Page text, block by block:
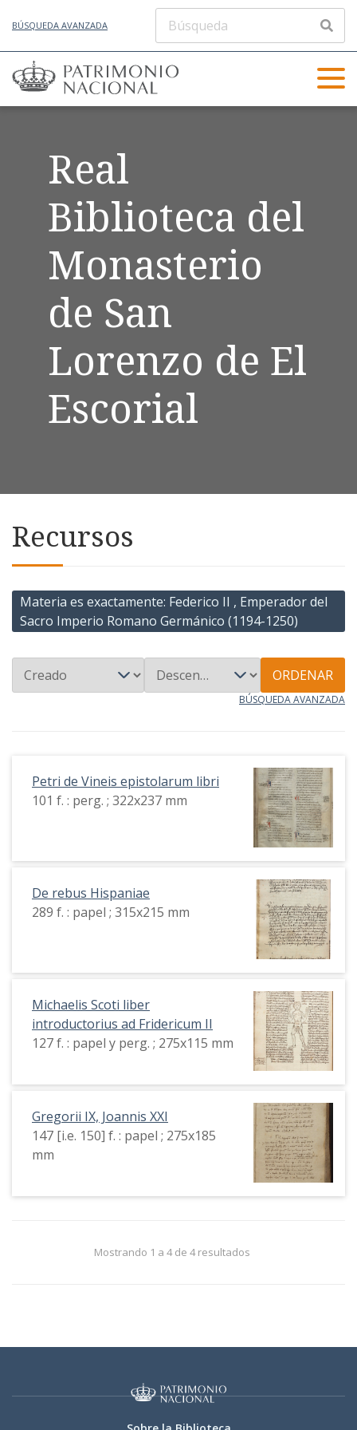
BÚSQUEDA AVANZADA
Real
Biblioteca del
Monasterio
de San
Lorenzo de El
Escorial
Recursos
Materia es exactamente Federico II , Emperador del
Sacro Imperio Romano Germánico (1194-1250)
ORDENAR
BÚSQUEDA AVANZADA
Petri de Vineis epistolarum libri
101 f. : perg. ; 322x237 mm
De rebus Hispaniae
289 f. : papel ; 315x215 mm
Michaelis Scoti liber
introductorius ad Fridericum II
127 f. : papel y perg. ; 275x115 mm
Gregorii IX, Joannis XXI
147 [i.e. 150] f. : papel ; 275x185
mm
Mostrando 1 a 4 de 4 resultados